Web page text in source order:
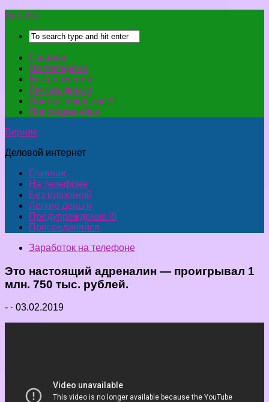
Верняк
Главная
На телефоне
Без вложений
Легкие деньги
Предупреждение !!!
Присоединяйся
Верняк
Деловой интернет
Главная
На телефоне
Без вложений
Легкие деньги
Предупреждение !!!
Присоединяйся
Заработок на телефоне
Это настоящий адреналин — проигрывал 1
млн. 750 тыс. рублей.
- · 03.02.2019